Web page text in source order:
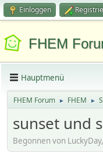
Einloggen
FHEM
Hauptmenü
FHEM Forum ► FHEM ►
sunset und
Begonnen von